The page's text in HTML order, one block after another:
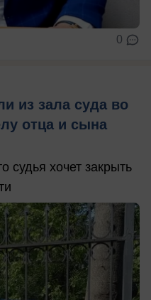
0
из зала суда во
отца и сына
судья хочет закрыть